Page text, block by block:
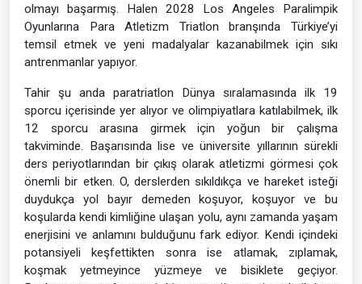
olmayı başarmış. Halen 2028 Los Angeles Paralimpik
Oyunlarına Para Atletizm Triatlon branşında Türkiye’yi
temsil etmek ve yeni madalyalar kazanabilmek için sıkı
antrenmanlar yapıyor.
Tahir şu anda paratriatlon Dünya sıralamasında ilk 19
sporcu içerisinde yer alıyor ve olimpiyatlara katılabilmek, ilk
12 sporcu arasına girmek için yoğun bir çalışma
takviminde. Başarısında lise ve üniversite yıllarının sürekli
ders periyotlarından bir çıkış olarak atletizmi görmesi çok
önemli bir etken. O, derslerden sıkıldıkça ve hareket isteği
duydukça yol bayır demeden koşuyor, koşuyor ve bu
koşularda kendi kimliğine ulaşan yolu, aynı zamanda yaşam
enerjisini ve anlamını bulduğunu fark ediyor. Kendi içindeki
potansiyeli keşfettikten sonra ise atlamak, zıplamak,
koşmak yetmeyince yüzmeye ve bisiklete geçiyor.